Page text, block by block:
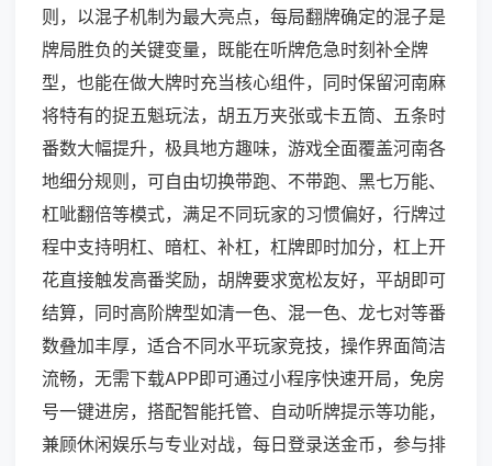
则，以混子机制为最大亮点，每局翻牌确定的混子是
牌局胜负的关键变量，既能在听牌危急时刻补全牌
型，也能在做大牌时充当核心组件，同时保留河南麻
将特有的捉五魁玩法，胡五万夹张或卡五筒、五条时
番数大幅提升，极具地方趣味，游戏全面覆盖河南各
地细分规则，可自由切换带跑、不带跑、黑七万能、
杠呲翻倍等模式，满足不同玩家的习惯偏好，行牌过
程中支持明杠、暗杠、补杠，杠牌即时加分，杠上开
花直接触发高番奖励，胡牌要求宽松友好，平胡即可
结算，同时高阶牌型如清一色、混一色、龙七对等番
数叠加丰厚，适合不同水平玩家竞技，操作界面简洁
流畅，无需下载APP即可通过小程序快速开局，免房
号一键进房，搭配智能托管、自动听牌提示等功能，
兼顾休闲娱乐与专业对战，每日登录送金币，参与排